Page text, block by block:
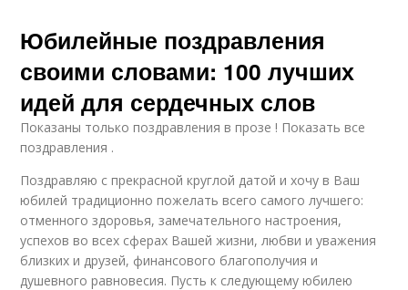
Юбилейные поздравления
своими словами: 100 лучших
идей для сердечных слов
Показаны только поздравления в прозе ! Показать все
поздравления .
Поздравляю с прекрасной круглой датой и хочу в Ваш
юбилей традиционно пожелать всего самого лучшего:
отменного здоровья, замечательного настроения,
успехов во всех сферах Вашей жизни, любви и уважения
близких и друзей, финансового благополучия и
душевного равновесия. Пусть к следующему юбилею